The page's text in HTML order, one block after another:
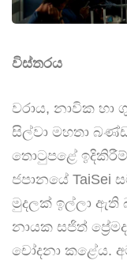
විස්තරය
වරාය, නාවික හා
සිල්වා මහතා
තොටුපළේ
ජපානයේ TaiSei
මුදලක් ඉල්ලා ඇති
නායක සජිත්
චෝදනා කළේය.